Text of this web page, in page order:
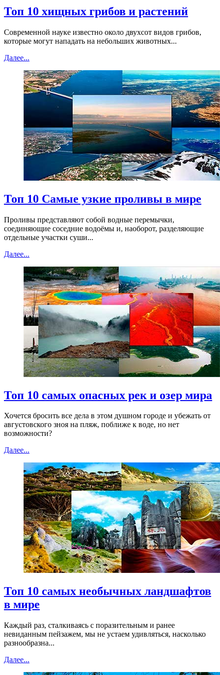
Топ 10 хищных грибов и растений
Современной науке известно около двухсот видов грибов,
которые могут нападать на небольших животных...
Далее...
Топ 10 Самые узкие проливы в мире
Проливы представляют собой водные перемычки,
соединяющие соседние водоёмы и, наоборот, разделяющие
отдельные участки суши...
Далее...
Топ 10 самых опасных рек и озер мира
Хочется бросить все дела в этом душном городе и убежать от
августовского зноя на пляж, поближе к воде, но нет
возможности?
Далее...
Топ 10 самых необычных ландшафтов
в мире
Каждый раз, сталкиваясь с поразительным и ранее
невиданным пейзажем, мы не устаем удивляться, насколько
разнообразна...
Далее...